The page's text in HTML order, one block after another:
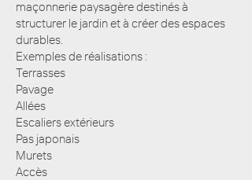
maçonnerie paysagère destinés à
structurer le jardin et à créer des espaces
durables.
Exemples de réalisations :
Terrasses
Pavage
Allées
Escaliers extérieurs
Pas japonais
Murets
Accès